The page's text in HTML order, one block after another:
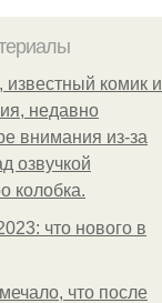
известный комик и
недавно
внимания из-за
озвучкой
колобка.
что нового в
что после